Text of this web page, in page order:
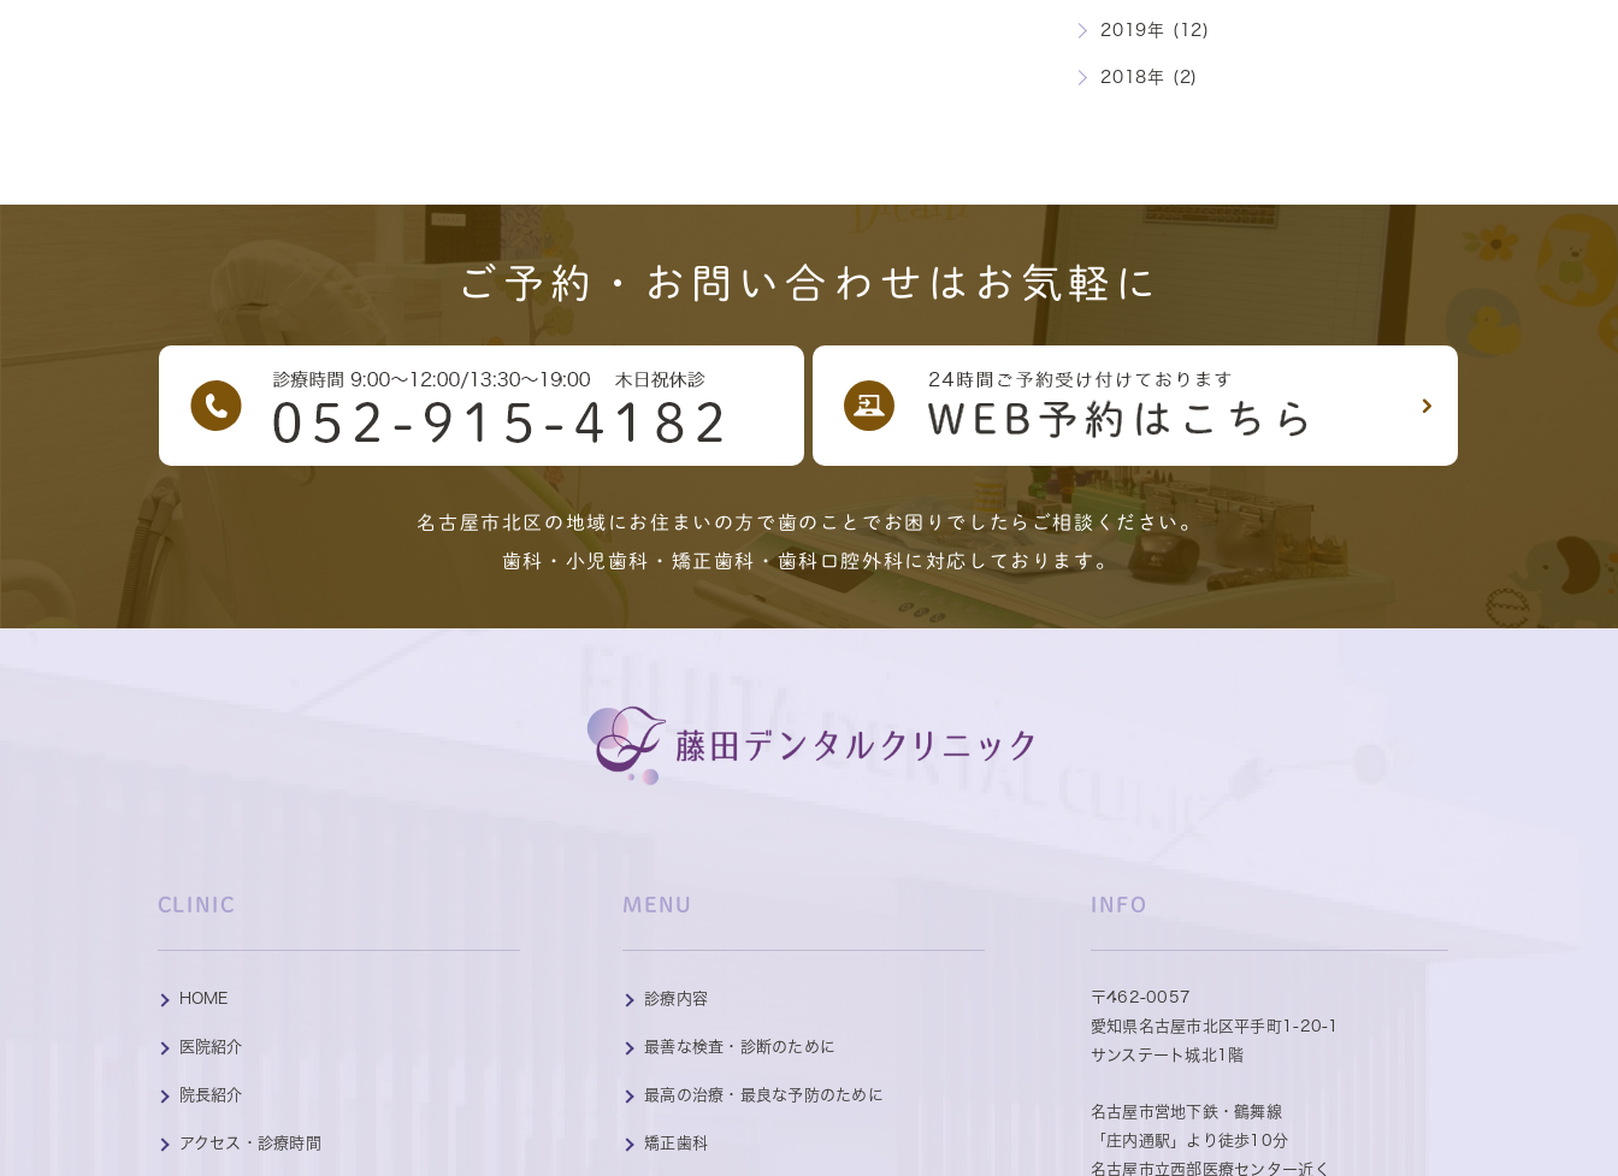
2019年 (12)
2018年 (2)
ご予約・お問い合わせはお気軽に
名古屋市北区の地域にお住まいの方で歯のことでお困りでしたらご相談ください。
歯科・小児歯科・矯正歯科・歯科口腔外科に対応しております。
CLINIC
HOME
医院紹介
院長紹介
アクセス・診療時間
MENU
診療内容
最善な検査・診断のために
最高の治療・最良な予防のために
矯正歯科
INFO
〒462-0057
愛知県名古屋市北区平手町1-20-1
サンステート城北1階
名古屋市営地下鉄・鶴舞線
「庄内通駅」より徒歩10分
名古屋市立西部医療センター近く